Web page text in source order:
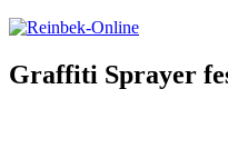
Graffiti Sprayer